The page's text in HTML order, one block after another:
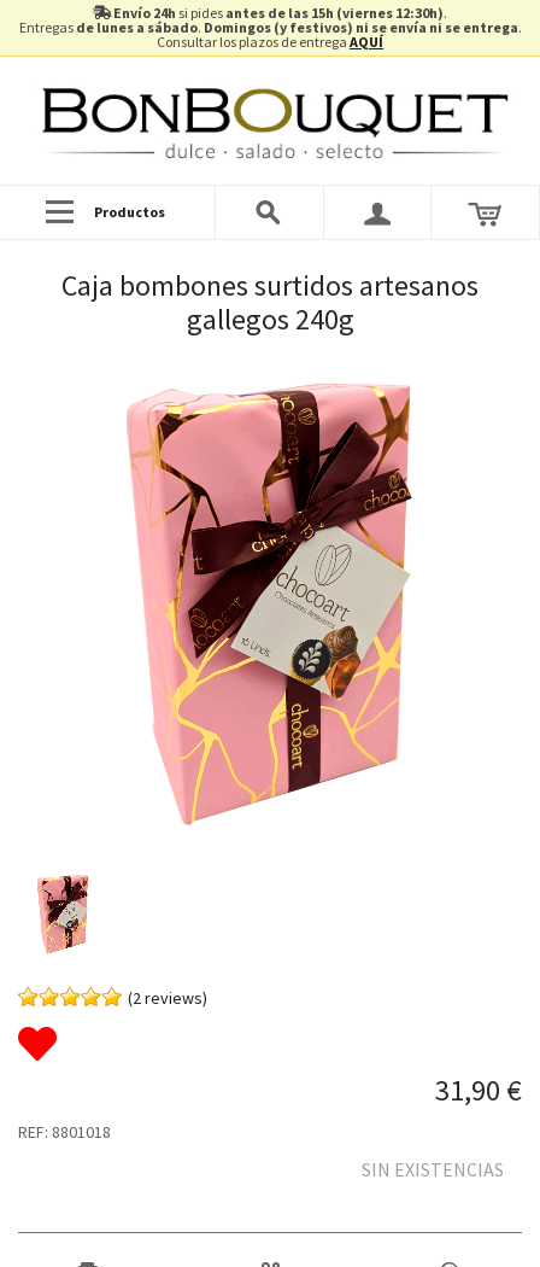
Envío 24h si pides antes de las 15h (viernes 12:30h).
Entregas de lunes a sábado. Domingos (y festivos) ni se envía ni se entrega.
Consultar los plazos de entrega AQUÍ
Productos
Caja bombones surtidos artesanos
gallegos 240g
(2 reviews)
31,90 €
REF: 8801018
SIN EXISTENCIAS